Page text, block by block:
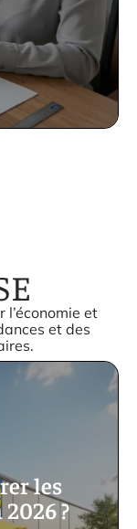
et
et des
les
?